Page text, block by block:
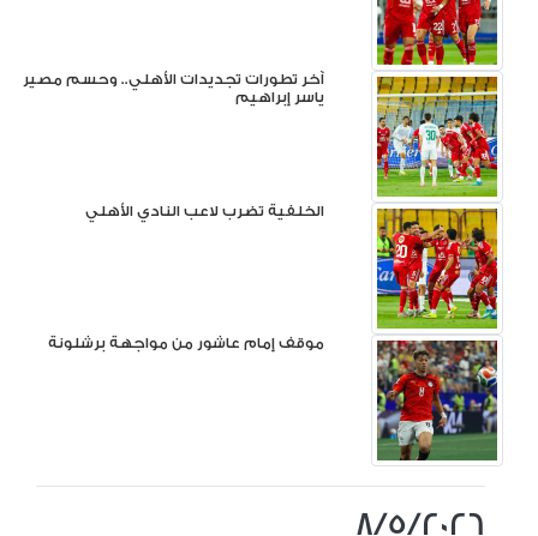
آخر تطورات تجديدات الأهلي.. وحسم مصير
ياسر إبراهيم
الخلفية تضرب لاعب النادي الأهلي
موقف إمام عاشور من مواجهة برشلونة
8/5/2026